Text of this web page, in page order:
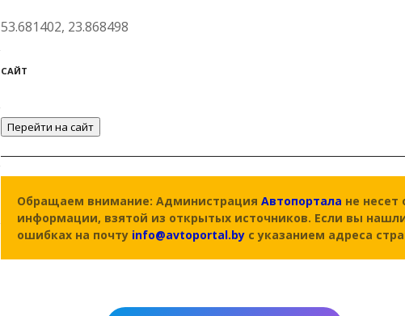
53.681402, 23.868498
САЙТ
Перейти на сайт
Обращаем внимание: АдминистрацияАвтопортала не несет
информации, взятой из открытых источников. Если вы
ошибках на почту info@avtoportal.by с указанием адреса